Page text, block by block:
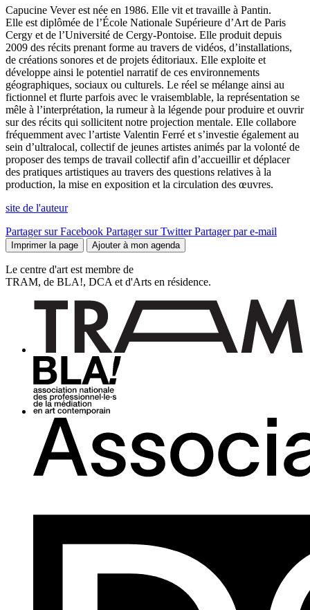
Capucine Vever est née en 1986. Elle vit et travaille à Pantin.
Elle est diplômée de l’École Nationale Supérieure d’Art de Paris
Cergy et de l’Université de Cergy-Pontoise. Elle produit depuis
2009 des récits prenant forme au travers de vidéos, d’installations,
de créations sonores et de projets éditoriaux. Elle exploite et
développe ainsi le potentiel narratif de ces environnements
géographiques, sociaux ou culturels. Le réel se mélange ainsi au
fictionnel et flurte parfois avec le vraisemblable, la représentation se
mêle à l’interprétation, la rumeur à la légende pour produire et ouvrir
sur des récits qui sollicitent notre projection mentale. Elle collabore
fréquemment avec l’artiste Valentin Ferré et s’investie également au
sein d’ultralocal, collectif de jeunes artistes animés par la volonté de
proposer des temps de travail collectif afin d’accueillir et déplacer
des pratiques artistiques au travers des questions relatives à la
production, la mise en exposition et la circulation des œuvres.
site de l'auteur
Partager sur Facebook Partager sur Twitter Partager par e-mail
Imprimer la page Ajouter à mon agenda
Le centre d'art est membre de
TRAM, de BLA!, DCA et d'Arts en résidence.